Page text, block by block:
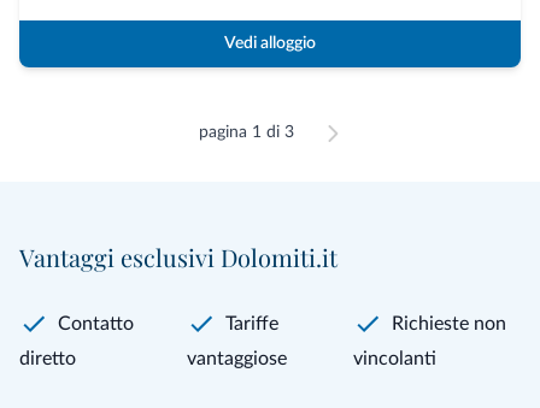
Vedi alloggio
pagina 1 di 3
Vantaggi esclusivi Dolomiti.it
Contatto
diretto
Tariffe
vantaggiose
Richieste non
vincolanti